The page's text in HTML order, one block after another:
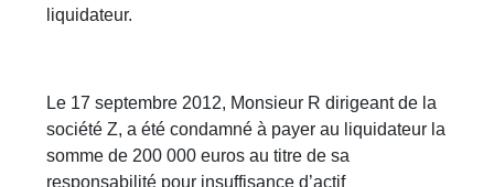
liquidateur.
Le 17 septembre 2012, Monsieur R dirigeant de la
société Z, a été condamné à payer au liquidateur la
somme de 200 000 euros au titre de sa
responsabilité pour insuffisance d’actif